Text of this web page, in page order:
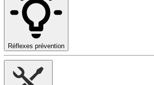
Réflexes prévention